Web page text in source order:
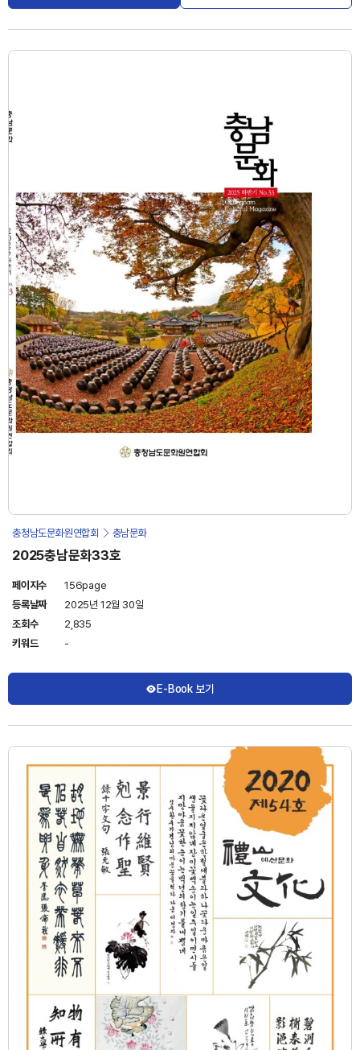
충청남도문화원연합회 충남문화
2025충남문화33호
페이지수
156page
등록날짜
2025년 12월 30일
조회수
2,835
키워드
-
E-Book 보기